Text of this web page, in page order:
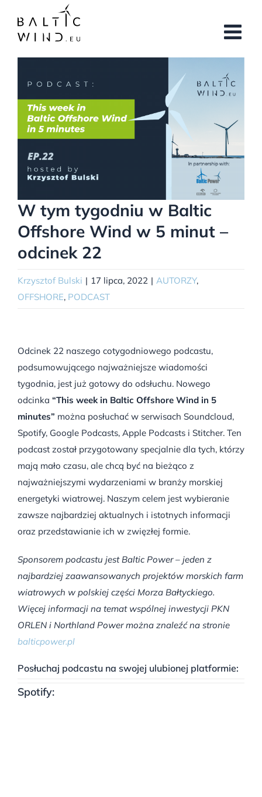
zawartości
większy
obrazek
W tym tygodniu w Baltic
Offshore Wind w 5 minut –
odcinek 22
Krzysztof Bulski | 17 lipca, 2022 | AUTORZY,
OFFSHORE, PODCAST
Odcinek 22 naszego cotygodniowego podcastu,
podsumowującego najważniejsze wiadomości
tygodnia, jest już gotowy do odsłuchu. Nowego
odcinka “This week in Baltic Offshore Wind in 5
minutes” można posłuchać w serwisach Soundcloud,
Spotify, Google Podcasts, Apple Podcasts i Stitcher. Ten
podcast został przygotowany specjalnie dla tych, którzy
mają mało czasu, ale chcą być na bieżąco z
najważniejszymi wydarzeniami w branży morskiej
energetyki wiatrowej. Naszym celem jest wybieranie
zawsze najbardziej aktualnych i istotnych informacji
oraz przedstawianie ich w zwięzłej formie.
Sponsorem podcastu jest Baltic Power – jeden z
najbardziej zaawansowanych projektów morskich farm
wiatrowych w polskiej części Morza Bałtyckiego.
Więcej informacji na temat wspólnej inwestycji PKN
ORLEN i Northland Power można znaleźć na stronie
balticpower.pl
Posłuchaj podcastu na swojej ulubionej platformie:
Spotify: